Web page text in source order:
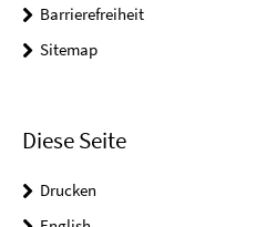
Barrierefreiheit
Sitemap
Diese Seite
Drucken